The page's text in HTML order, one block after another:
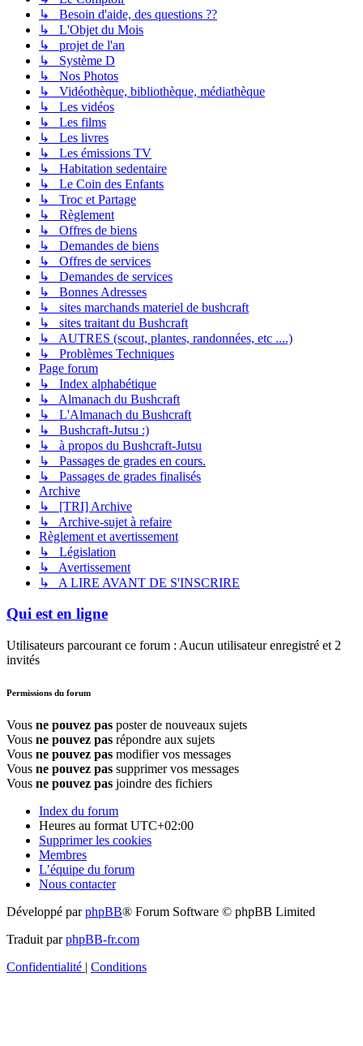
↳ Besoin d'aide, des questions ??
↳ L'Objet du Mois
↳ projet de l'an
↳ Système D
↳ Nos Photos
↳ Vidéothèque, bibliothèque, médiathèque
↳ Les vidéos
↳ Les films
↳ Les livres
↳ Les émissions TV
↳ Habitation sedentaire
↳ Le Coin des Enfants
↳ Troc et Partage
↳ Règlement
↳ Offres de biens
↳ Demandes de biens
↳ Offres de services
↳ Demandes de services
↳ Bonnes Adresses
↳ sites marchands materiel de bushcraft
↳ sites traitant du Bushcraft
↳ AUTRES (scout, plantes, randonnées, etc ....)
↳ Problèmes Techniques
Page forum
↳ Index alphabétique
↳ Almanach du Bushcraft
↳ L'Almanach du Bushcraft
↳ Bushcraft-Jutsu :)
↳ à propos du Bushcraft-Jutsu
↳ Passages de grades en cours.
↳ Passages de grades finalisés
Archive
↳ [TRI] Archive
↳ Archive-sujet à refaire
Règlement et avertissement
↳ Législation
↳ Avertissement
↳ A LIRE AVANT DE S'INSCRIRE
Qui est en ligne
Utilisateurs parcourant ce forum : Aucun utilisateur enregistré et 2
invités
Permissions du forum
Vous ne pouvez pas poster de nouveaux sujets
Vous ne pouvez pas répondre aux sujets
Vous ne pouvez pas modifier vos messages
Vous ne pouvez pas supprimer vos messages
Vous ne pouvez pas joindre des fichiers
Index du forum
Heures au format UTC+02:00
Supprimer les cookies
Membres
L’équipe du forum
Nous contacter
Développé parphpBB® Forum Software © phpBB Limited
Traduit parphpBB-fr.com
Confidentialité | Conditions